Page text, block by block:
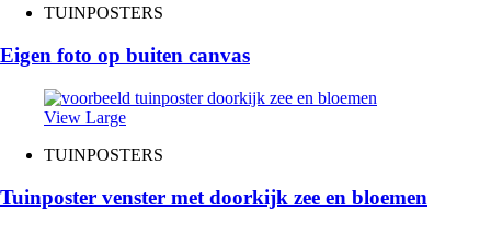
TUINPOSTERS
Eigen foto op buiten canvas
View Large
TUINPOSTERS
Tuinposter venster met doorkijk zee en bloemen